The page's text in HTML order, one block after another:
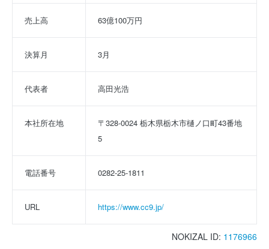
売上高 63億100万円
決算月 3月
代表者 高田光浩
本社所在地
〒328-0024 栃木県栃木市樋ノ口町43番地
5
電話番号 0282-25-1811
URL https://www.cc9.jp/
NOKIZAL ID: 1176966